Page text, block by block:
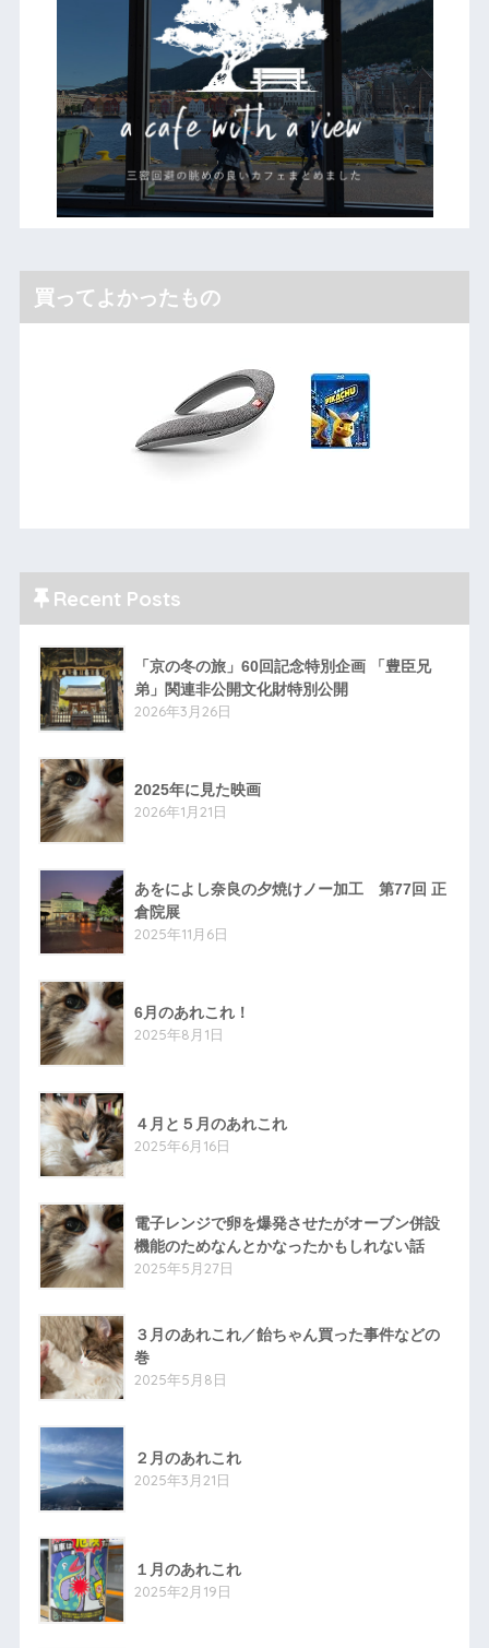
買ってよかったもの
Recent Posts
「京の冬の旅」60回記念特別企画 「豊臣兄
弟」関連非公開文化財特別公開
2026年3月26日
2025年に見た映画
2026年1月21日
あをによし奈良の夕焼けノー加工 第77回 正
倉院展
2025年11月6日
6月のあれこれ！
2025年8月1日
４月と５月のあれこれ
2025年6月16日
電子レンジで卵を爆発させたがオーブン併設
機能のためなんとかなったかもしれない話
2025年5月27日
３月のあれこれ／飴ちゃん買った事件などの
巻
2025年5月8日
２月のあれこれ
2025年3月21日
１月のあれこれ
2025年2月19日